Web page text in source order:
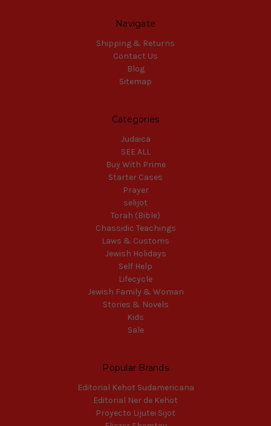
Navigate
Shipping & Returns
Contact Us
Blog
Sitemap
Categories
Judaica
SEE ALL
Buy With Prime
Starter Cases
Prayer
selijot
Torah (Bible)
Chassidic Teachings
Laws & Customs
Jewish Holidays
Self Help
Lifecycle
Jewish Family & Woman
Stories & Novels
Kids
Sale
Popular Brands
Editorial Kehot Sudamericana
Editorial Ner de Kehot
Proyecto Lijutei Sijot